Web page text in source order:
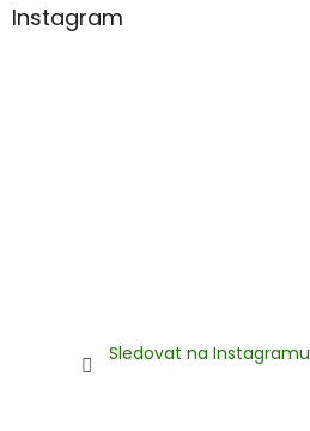
Instagram
Sledovat na Instagramu